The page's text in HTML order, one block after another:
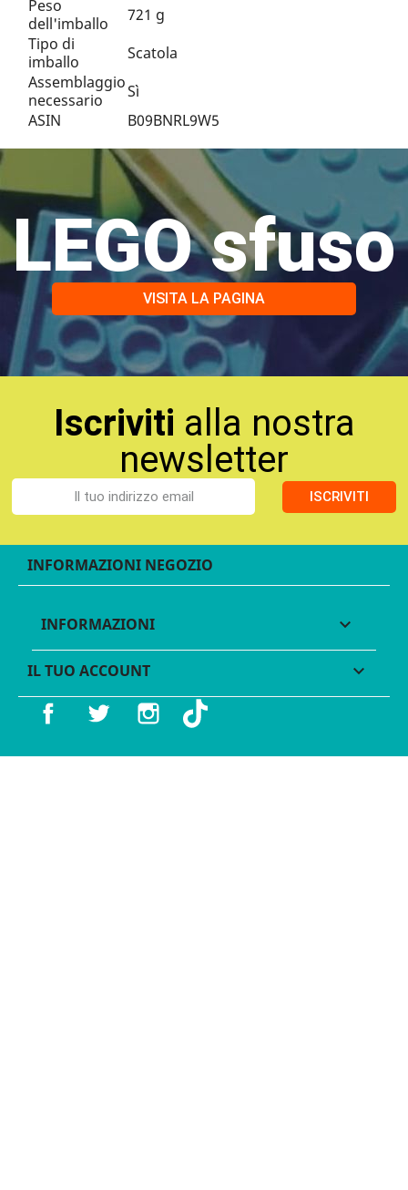
Peso
dell'imballo
721 g
Tipo di
imballo
Scatola
Assemblaggio
necessario
Sì
ASIN
B09BNRL9W5
LEGO sfuso
VISITA LA PAGINA
Iscriviti alla nostra
newsletter
ISCRIVITI
INFORMAZIONI NEGOZIO
INFORMAZIONI 
IL TUO ACCOUNT 
Facebook Twitter Instagram